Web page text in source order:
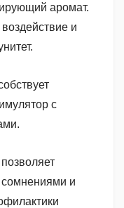
аромат.
и
с
и